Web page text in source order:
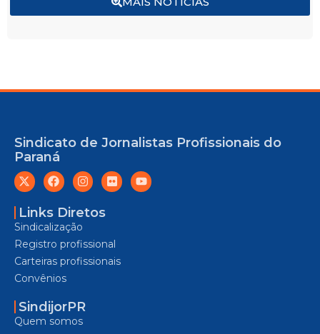
Sindicato de Jornalistas Profissionais do
Paraná
Links Diretos
Sindicalização
Registro profissional
Carteiras profissionais
Convênios
SindijorPR
Quem somos